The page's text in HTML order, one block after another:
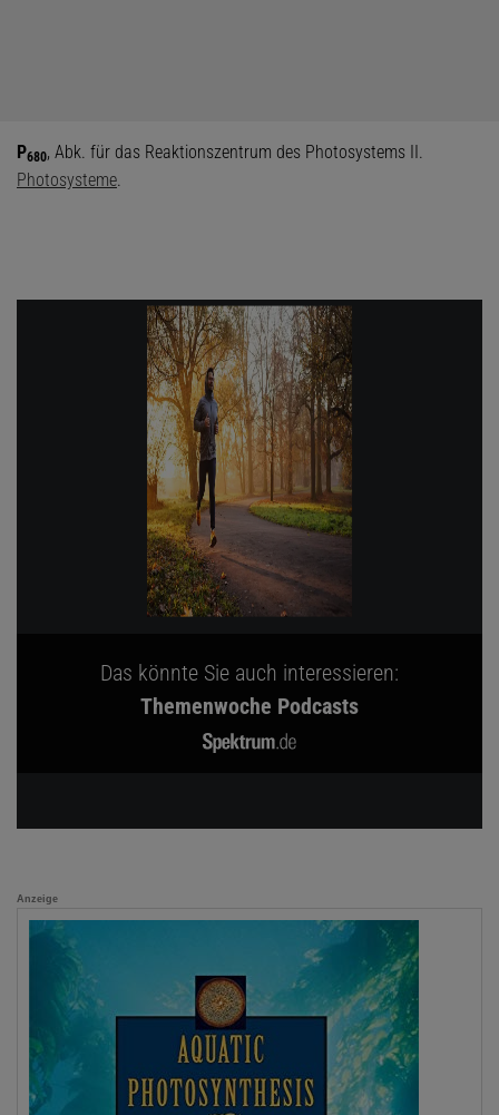
P680, Abk. für das Reaktionszentrum des Photosystems II.
Photosysteme.
Das könnte Sie auch interessieren:
Themenwoche Podcasts
Anzeige